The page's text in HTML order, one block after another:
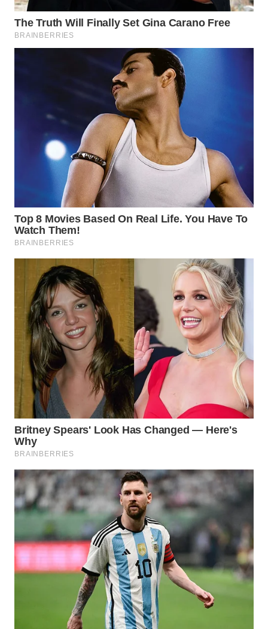
KARAWANG
WN
DEPOK
UTARA
WN
WN
PADANG
LAWAS
WN
SUMEDANG
WN
CIANJUR
WN
KEPULAUAN
SERIBU
WN
TANGERANG
WN
BINJAI
WN